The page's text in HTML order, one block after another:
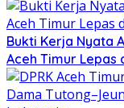
Bukti Kerja Nyata
Aceh Timur Lepas